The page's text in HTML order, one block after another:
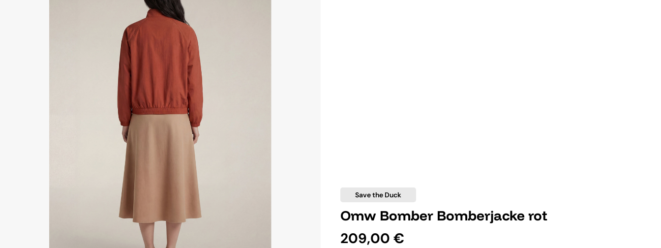
Save the Duck
Omw Bomber Bomberjacke rot
209,00 €